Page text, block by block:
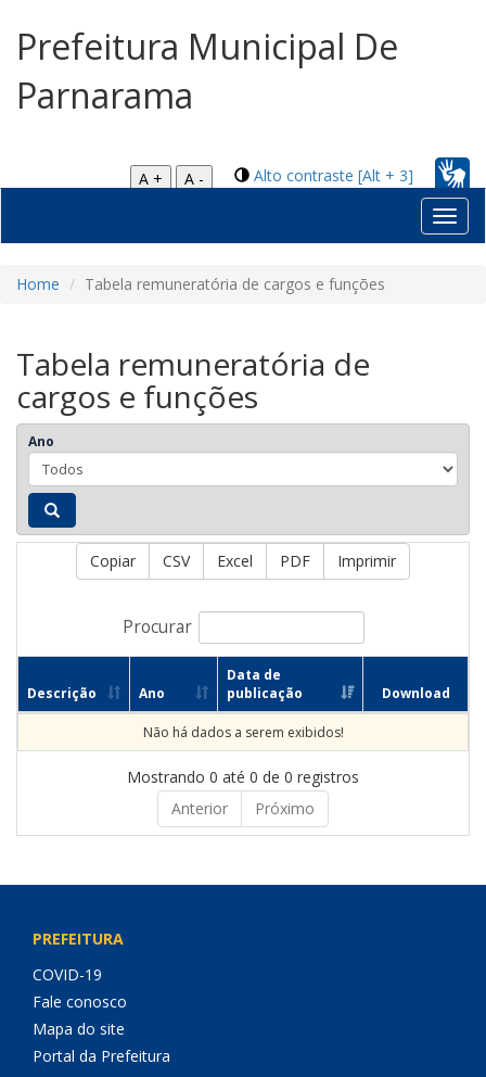
Prefeitura Municipal De
Parnarama
Alto contraste [Alt + 3]
A +
A -
Home Tabela remuneratória de cargos e funções
Tabela remuneratória de
cargos e funções
Ano
Copiar CSV Excel PDF Imprimir
Procurar
Descrição Ano
Data de
publicação
Download
Não há dados a serem exibidos!
Mostrando 0 até 0 de 0 registros
Anterior
Próximo
PREFEITURA
COVID-19
Fale conosco
Mapa do site
Portal da Prefeitura